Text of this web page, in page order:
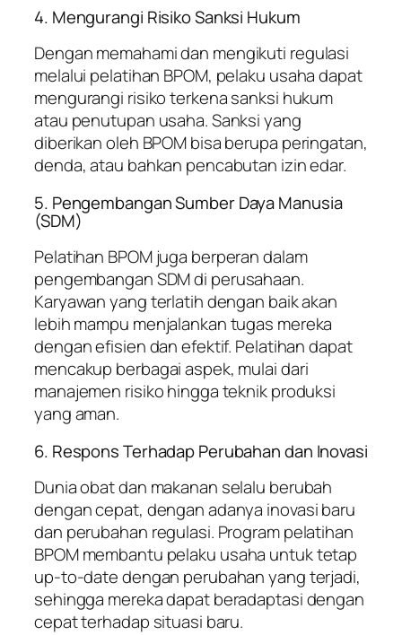
4. Mengurangi Risiko Sanksi Hukum
Dengan memahami dan mengikuti regulasi
melalui pelatihan BPOM, pelaku usaha dapat
mengurangi risiko terkena sanksi hukum
atau penutupan usaha. Sanksi yang
diberikan oleh BPOM bisa berupa peringatan,
denda, atau bahkan pencabutan izin edar.
5. Pengembangan Sumber Daya Manusia
(SDM)
Pelatihan BPOM juga berperan dalam
pengembangan SDM di perusahaan.
Karyawan yang terlatih dengan baik akan
lebih mampu menjalankan tugas mereka
dengan efisien dan efektif. Pelatihan dapat
mencakup berbagai aspek, mulai dari
manajemen risiko hingga teknik produksi
yang aman.
6. Respons Terhadap Perubahan dan Inovasi
Dunia obat dan makanan selalu berubah
dengan cepat, dengan adanya inovasi baru
dan perubahan regulasi. Program pelatihan
BPOM membantu pelaku usaha untuk tetap
up-to-date dengan perubahan yang terjadi,
sehingga mereka dapat beradaptasi dengan
cepat terhadap situasi baru.